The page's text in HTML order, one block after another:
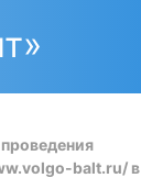
balt.ru/ в